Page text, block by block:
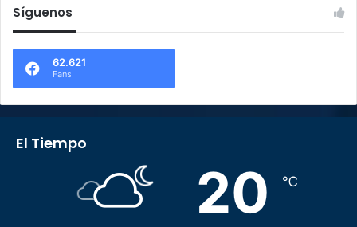
Síguenos
62.621
Fans
El Tiempo
20 ℃